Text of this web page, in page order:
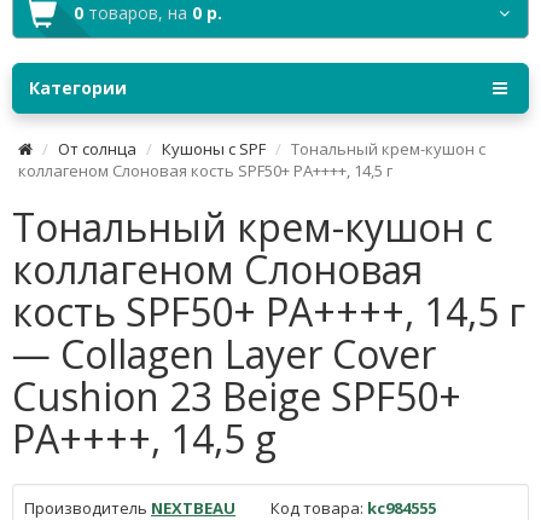
0 товаров, на 0 р.
Категории
От солнца Кушоны с SPF
Тональный крем-кушон с
коллагеном Слоновая кость SPF50+ PA++++, 14,5 г
Тональный крем-кушон с
коллагеном Слоновая
кость SPF50+ PA++++, 14,5 г
— Collagen Layer Cover
Cushion 23 Beige SPF50+
PA++++, 14,5 g
Производитель NEXTBEAU Код товара: kc984555